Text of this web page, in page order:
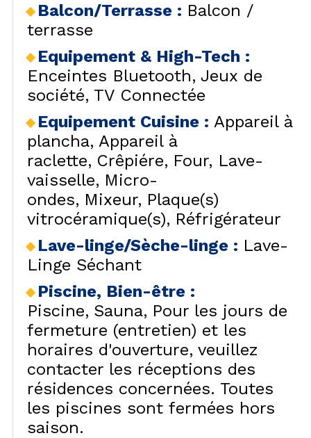
Balcon/Terrasse : Balcon /
terrasse
Equipement & High-Tech :
Enceintes Bluetooth Jeux de
société TV Connectée
Equipement Cuisine : Appareil à
plancha Appareil à
raclette Crêpiére Four Lave-
vaisselle
Micro-
ondes
Mixeur Plaque(s)
vitrocéramique(s)
Réfrigérateur
Lave-linge/Sèche-linge : Lave-
Linge Séchant
Piscine, Bien-être :
Piscine Sauna Pour les jours de
fermeture (entretien) et les
horaires d'ouverture, veuillez
contacter les réceptions des
résidences concernées. Toutes
les piscines sont fermées hors
saison.